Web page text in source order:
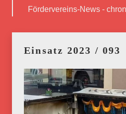
Fördervereins-News -
Einsatz 2023 / 093